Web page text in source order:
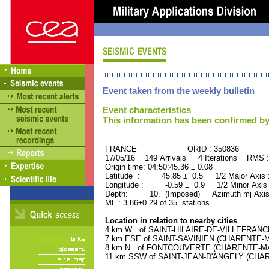
Event taken from the weekly bulletin
Event characteristics
This information has been confirmed
FRANCE ORID : 350836
17/05/16 149 Arrivals 4 Iterations RMS
Origin time: 04:50:45.36 ± 0.08
Latitude : 45.85 ± 0.5 1/2 Major
Longitude : -0.59 ± 0.9 1/2 Minor
Depth: 10. (Imposed) Azimuth mj
ML : 3.86±0.29 of 35 stations
Location in relation to nearby cities
4 km W of SAINT-HILAIRE-DE-
7 km ESE of SAINT-SAVINIEN (CHARENTE-
8 km N of FONTCOUVERTE (CHARENTE-
11 km SSW of SAINT-JEAN-D'ANGELY